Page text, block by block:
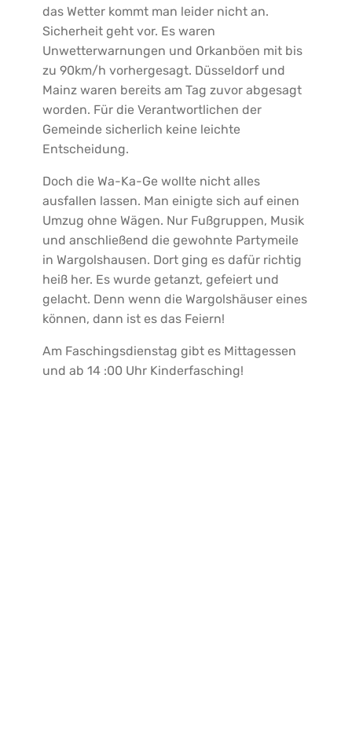
das Wetter kommt man leider nicht an.
Sicherheit geht vor. Es waren
Unwetterwarnungen und Orkanböen mit bis
zu 90km/h vorhergesagt. Düsseldorf und
Mainz waren bereits am Tag zuvor abgesagt
worden. Für die Verantwortlichen der
Gemeinde sicherlich keine leichte
Entscheidung.
Doch die Wa-Ka-Ge wollte nicht alles
ausfallen lassen. Man einigte sich auf einen
Umzug ohne Wägen. Nur Fußgruppen, Musik
und anschließend die gewohnte Partymeile
in Wargolshausen. Dort ging es dafür richtig
heiß her. Es wurde getanzt, gefeiert und
gelacht. Denn wenn die Wargolshäuser eines
können, dann ist es das Feiern!
Am Faschingsdienstag gibt es Mittagessen
und ab 14 :00 Uhr Kinderfasching!